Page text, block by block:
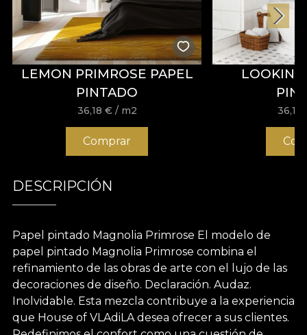
LEMON PRIMROSE PAPEL
PINTADO
36,18 € / m2
Comprar
36,18
DESCRIPCIÓN
Papel pintado Magnolia Primrose El modelo de
papel pintado Magnolia Primrose combina el
refinamiento de las obras de arte con el lujo de las
decoraciones de diseño. Declaración. Audaz.
Inolvidable. Esta mezcla contribuye a la experiencia
que House of VLAdiLA desea ofrecer a sus clientes.